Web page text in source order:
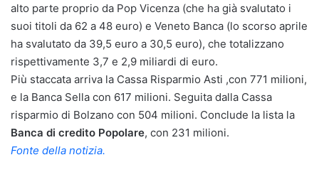
alto parte proprio da Pop Vicenza (che ha già svalutato i
suoi titoli da 62 a 48 euro) e Veneto Banca (lo scorso aprile
ha svalutato da 39,5 euro a 30,5 euro), che totalizzano
rispettivamente 3,7 e 2,9 miliardi di euro.
Più staccata arriva la Cassa Risparmio Asti ,con 771 milioni,
e la Banca Sella con 617 milioni. Seguita dalla Cassa
risparmio di Bolzano con 504 milioni. Conclude la lista la
Banca di credito Popolare, con 231 milioni.
Fonte della notizia.